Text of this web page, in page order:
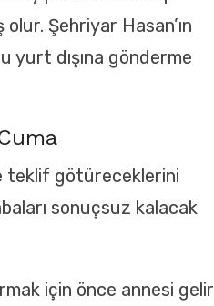
Şehriyar Hasan’ın
yurt dışına gönderme
teklif götüreceklerini
sonuçsuz kalacak
için önce annesi gelir